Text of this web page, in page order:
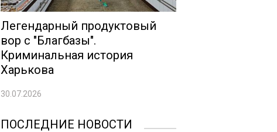
Легендарный продуктовый
вор с "Благбазы".
Криминальная история
Харькова
30.07.2026
ПОСЛЕДНИЕ НОВОСТИ